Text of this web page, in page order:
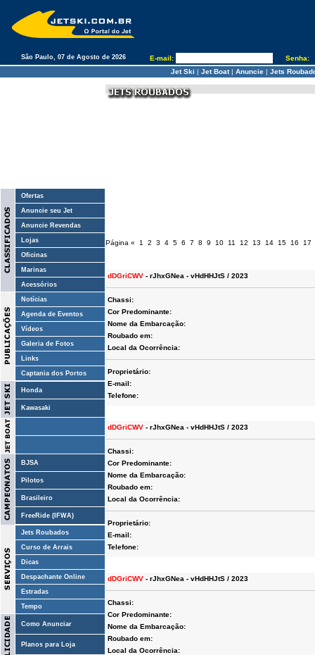
São Paulo, 07 de Agosto de 2026 E-mail:
Senha:
Jet Ski | Jet Boat| Anuncie| Jets
Ofertas
Anuncie seu Jet
Anuncie Revendas
Lojas
Oficinas
Marinas
Acessórios
Notícias
Agenda de Eventos
Vídeos
Galeria de Fotos
Links
Captania dos Portos
Honda
Kawasaki
BJSA
Pilotos
Brasileiro
FreeRide (IFWA)
Jets Roubados
Curso de Arrais
Dicas
Despachante Online
Estradas
Tempo
Como Anunciar
Planos para Loja
Página « 1 2 3 4 5 6 7 8 9 10 11 12 13 14 15 16 17
dDGriCWV - rJhxGNea - vHdHHJtS / 2023
Chassi:
Cor Predominante:
Nome da Embarcação:
Roubado em:
Local da Ocorrência:
Proprietário:
E-mail:
Telefone:
dDGriCWV - rJhxGNea - vHdHHJtS / 2023
Chassi:
Cor Predominante:
Nome da Embarcação:
Roubado em:
Local da Ocorrência:
Proprietário:
E-mail:
Telefone:
dDGriCWV - rJhxGNea - vHdHHJtS / 2023
Chassi:
Cor Predominante:
Nome da Embarcação:
Roubado em:
Local da Ocorrência: